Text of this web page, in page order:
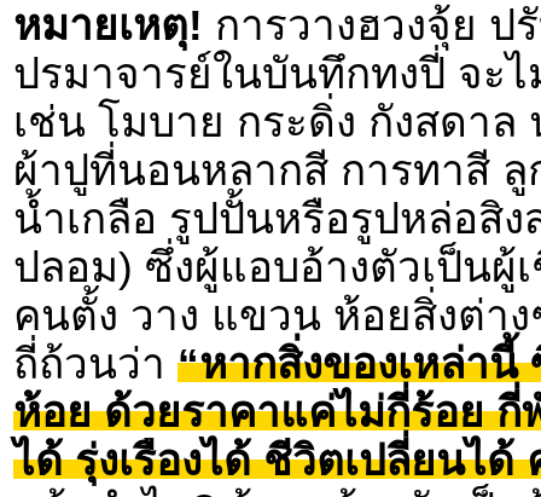
หมายเหตุ! การวางฮวงจุ้ย
ปรมาจารย์ในบันทึกทงปี่ จะ
เช่น โมบาย กระดิ่ง กังสดา
ผ้าปูที่นอนหลากสี การทาสี
น้ำเกลือ รูปปั้นหรือรูปหล่อสิ
ปลอม) ซึ่งผู้แอบอ้างตัวเป็น
คนตั้ง วาง แขวน ห้อยสิ่งต่า
ถี่ถ้วนว่า “หากสิ่งของเหล่า
ห้อย ด้วยราคาแค่ไม่กี่ร้อย
ได้ รุ่งเรืองได้ ชีวิตเปลี่ยนไ